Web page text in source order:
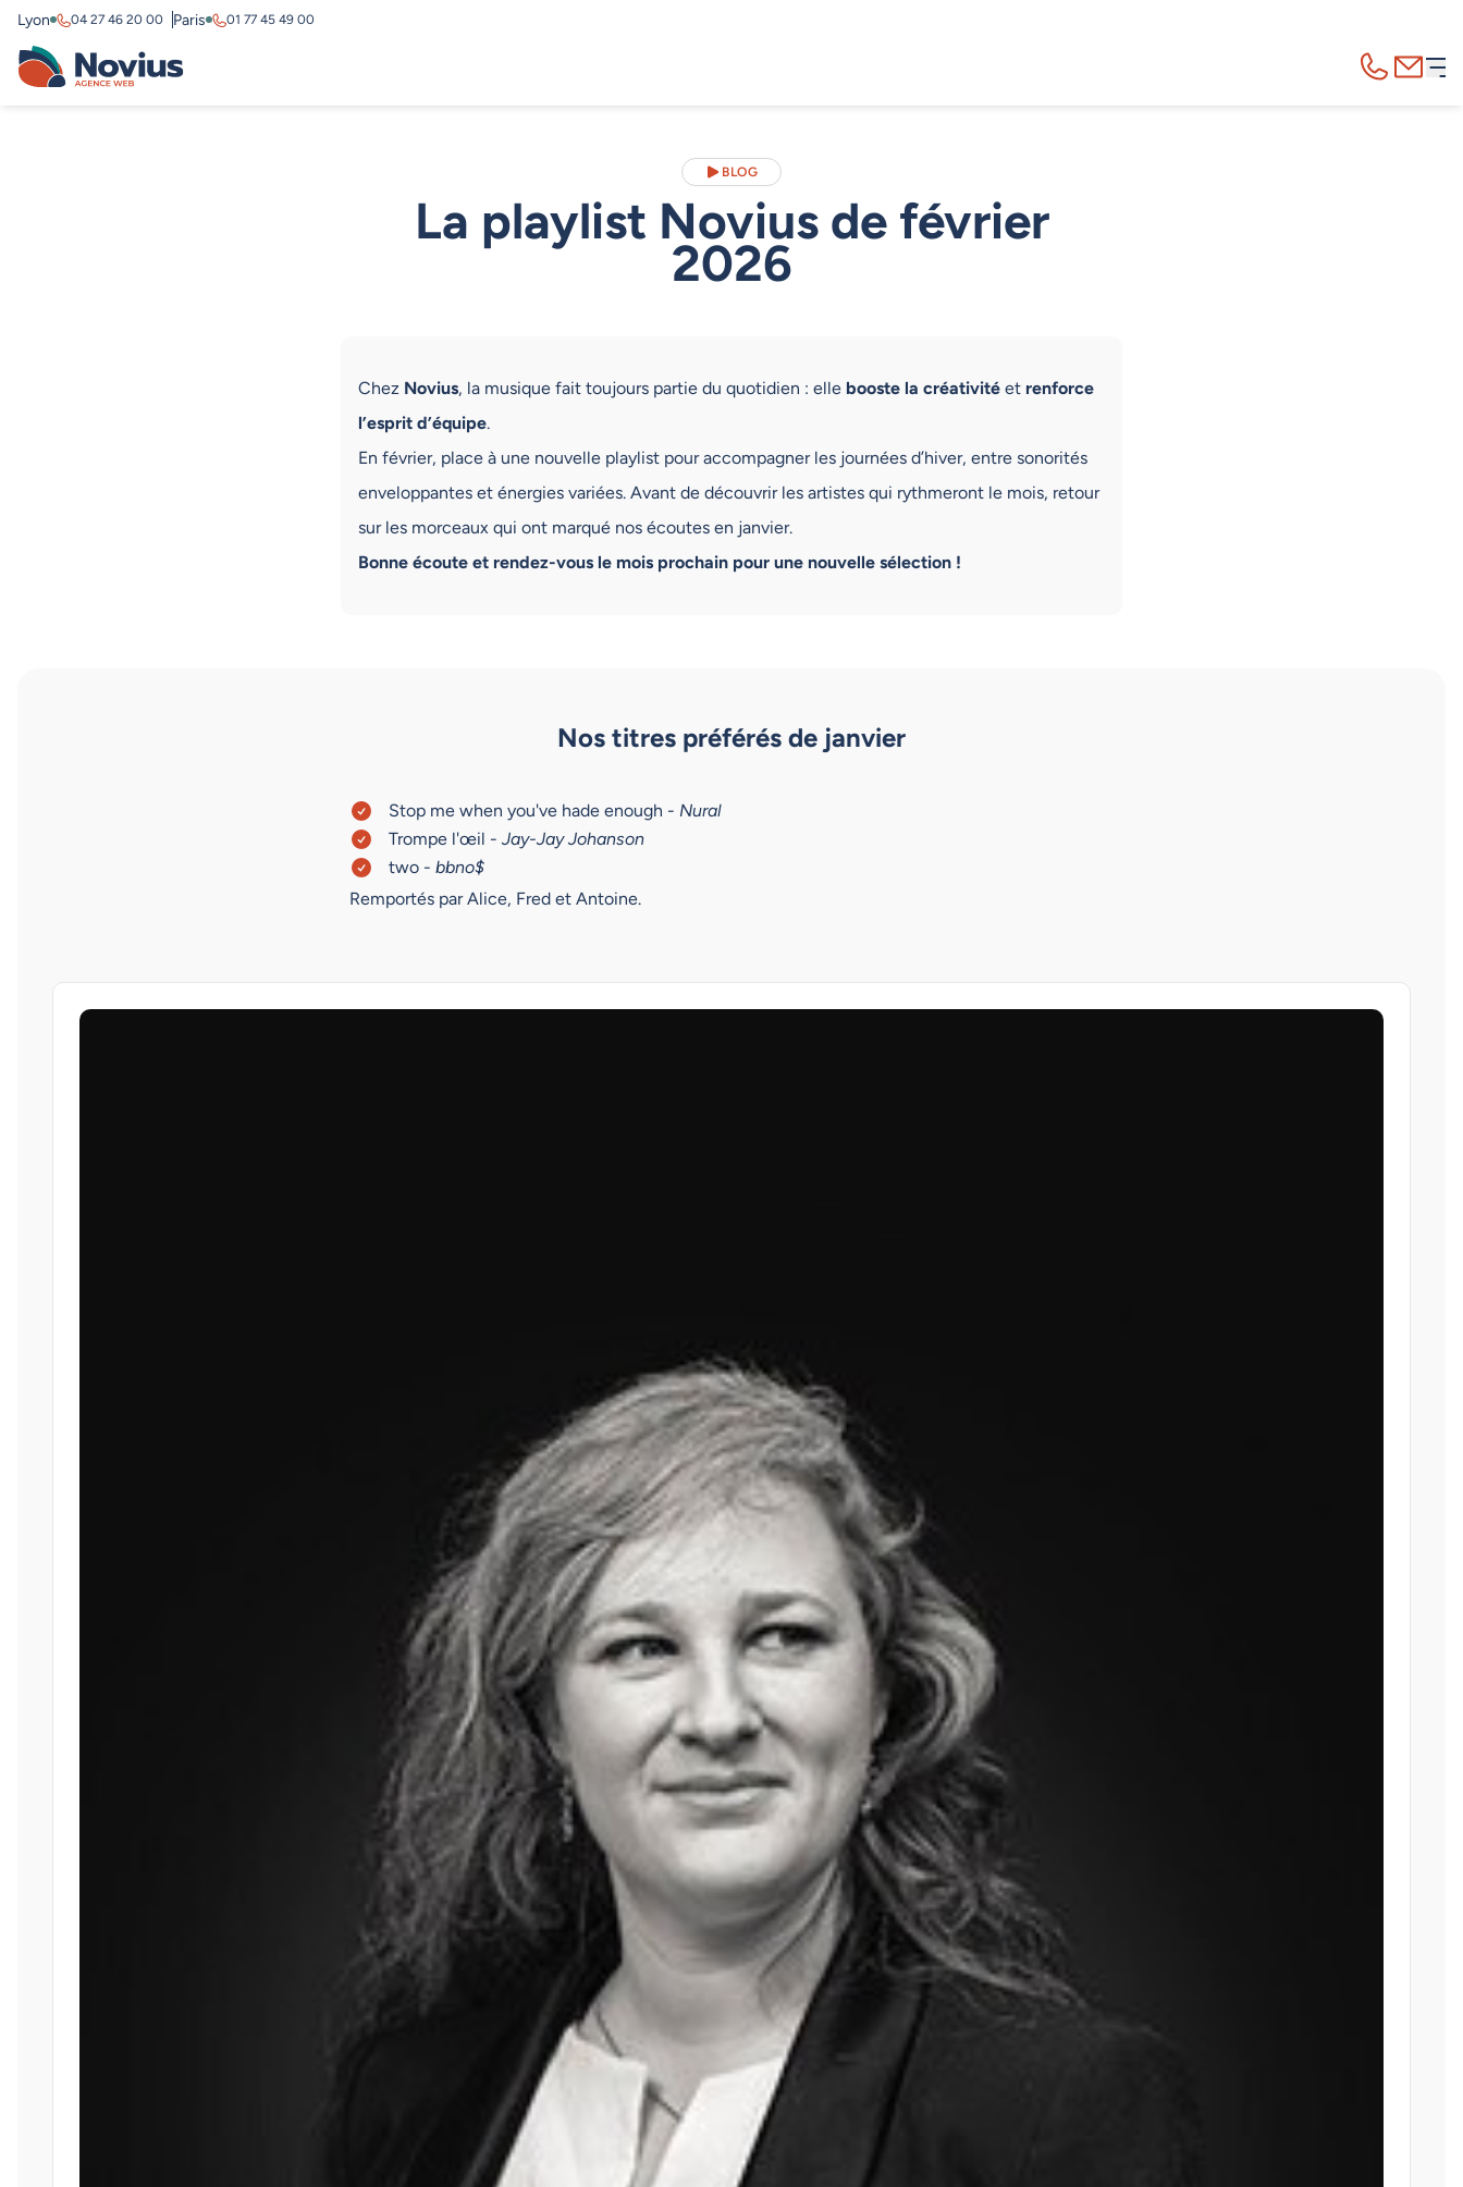
Lyon 04 27 46 20 00 Paris 01 77 45 49 00
BLOG
La playlist Novius de février
2026
Chez Novius, la musique fait toujours partie du quotidien : elle booste la créativité et renforce
l’esprit d’équipe.
En février, place à une nouvelle playlist pour accompagner les journées d’hiver, entre sonorités
enveloppantes et énergies variées. Avant de découvrir les artistes qui rythmeront le mois, retour
sur les morceaux qui ont marqué nos écoutes en janvier.
Bonne écoute et rendez-vous le mois prochain pour une nouvelle sélection !
Nos titres préférés de janvier
Stop me when you've hade enough - Nural
Trompe l'œil - Jay-Jay Johanson
two - bbno$
Remportés par Alice, Fred et Antoine.